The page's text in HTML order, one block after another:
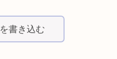
書き込む